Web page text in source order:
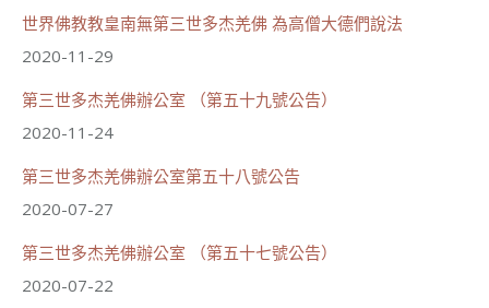
世界佛教教皇南無第三世多杰羌佛 為高僧大德們說法
2020-11-29
第三世多杰羌佛辦公室 （第五十九號公告）
2020-11-24
第三世多杰羌佛辦公室第五十八號公告
2020-07-27
第三世多杰羌佛辦公室 （第五十七號公告）
2020-07-22